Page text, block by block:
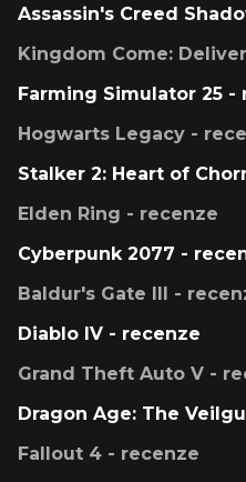
Assassin's Creed
Kingdom Come:
Farming Simulator 25 -
Hogwarts Legacy -
Stalker 2: Heart of
Elden Ring - recenze
Cyberpunk 2077 -
Baldur's Gate III -
Diablo IV - recenze
Grand Theft Auto V -
Dragon Age: The
Fallout 4 - recenze